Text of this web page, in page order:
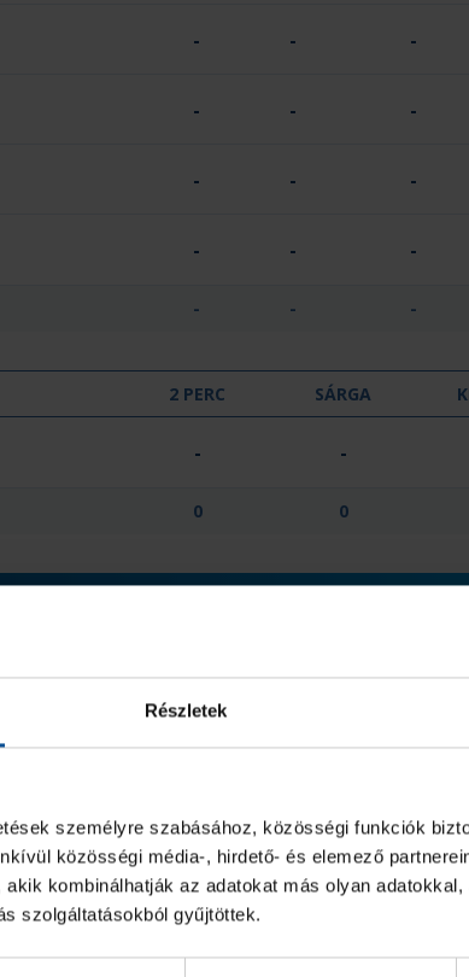
Részletek
személyre szabásához, közösségi funkciók
közösségi média-, hirdető- és elemező
kombinálhatják az adatokat más olyan
szolgáltatásokból gyűjtöttek.
- - -
- - -
- - -
- - -
- - -
2 PERC SÁRGA
- -
0 0
-
- - -
-